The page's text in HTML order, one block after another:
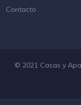
Contacto
© 2021 Casas y